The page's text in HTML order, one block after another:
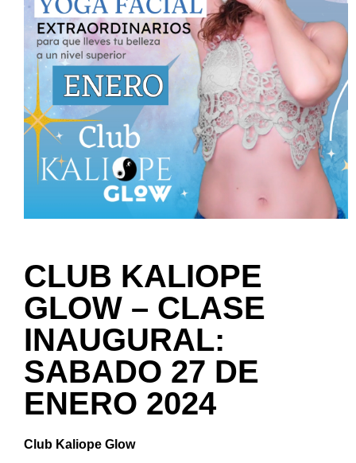
CLUB KALIOPE
GLOW – CLASE
INAUGURAL:
SABADO 27 DE
ENERO 2024
Club Kaliope Glow